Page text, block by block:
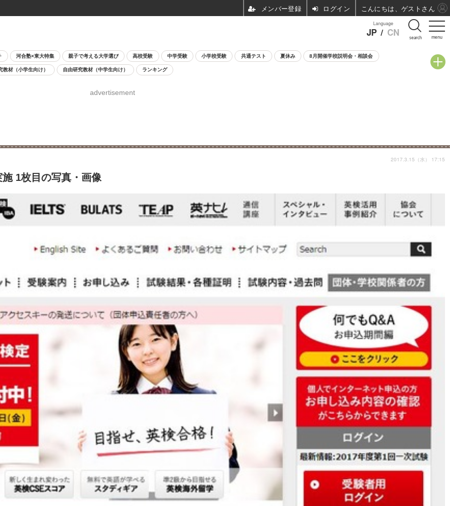
menu
Language
JP / CN search
河合塾×東大特集 親子で考える大学選び 高校受験 中学受験 小学校受験 共通テスト 夏休み 8月開催学校説明会・相談会
教材（小学生向け） 自由研究教材（中学生向け） ランキング
advertisement
1枚目の写真・画像
2017.3.15（水） 17:15
ログイン こんにちは、ゲストさん